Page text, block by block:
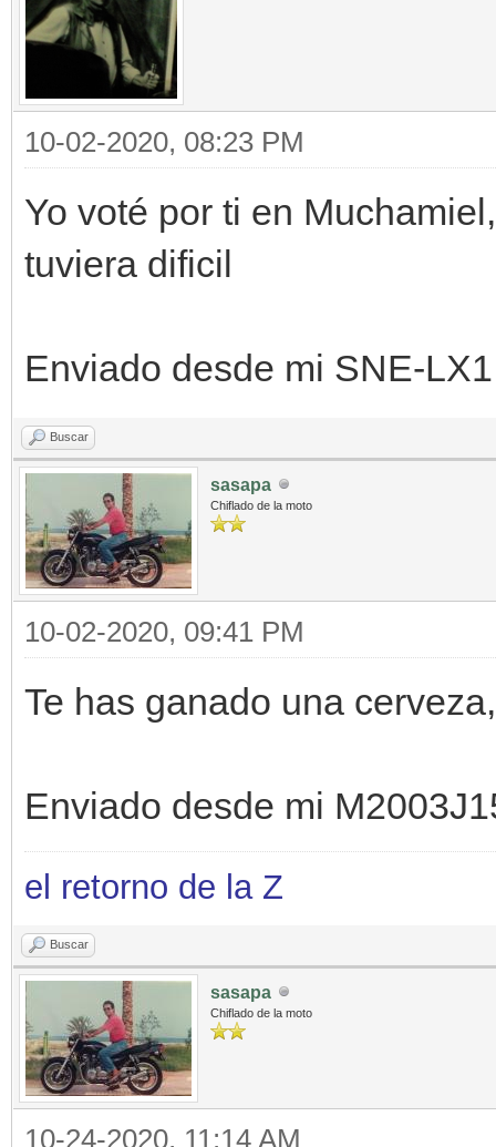
10-02-2020, 08:23 PM
Yo voté por ti en
tuviera dificil
Enviado desde mi SNE-
Buscar
sasapa
Chiflado de la moto
10-02-2020, 09:41 PM
Te has ganado una
Enviado desde mi
el retorno de la Z
Buscar
sasapa
Chiflado de la moto
10-24-2020, 11:14 AM